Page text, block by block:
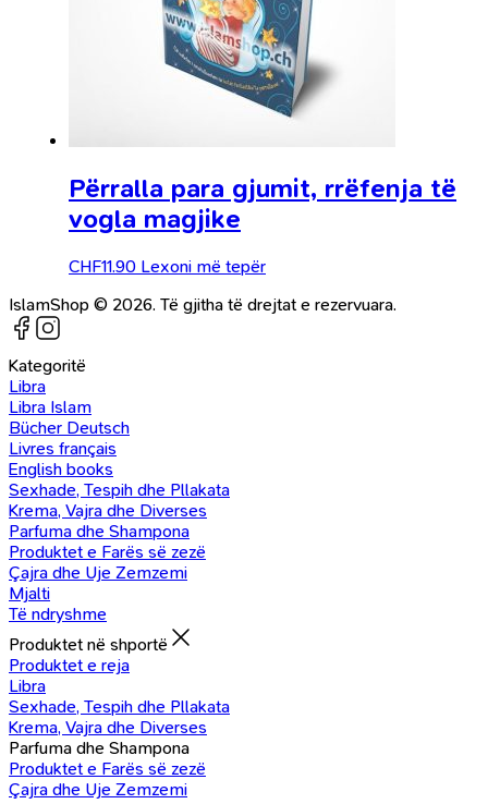
Përralla para gjumit, rrëfenja të
vogla magjike
CHF11.90 Lexoni më tepër
IslamShop © 2026. Të gjitha të drejtat e rezervuara.
Kategoritë
Libra
Libra Islam
Bücher Deutsch
Livres français
English books
Sexhade, Tespih dhe Pllakata
Krema, Vajra dhe Diverses
Parfuma dhe Shampona
Produktet e Farës së zezë
Çajra dhe Uje Zemzemi
Mjalti
Të ndryshme
Produktet në shportë
Produktet e reja
Libra
Sexhade, Tespih dhe Pllakata
Krema, Vajra dhe Diverses
Parfuma dhe Shampona
Produktet e Farës së zezë
Çajra dhe Uje Zemzemi